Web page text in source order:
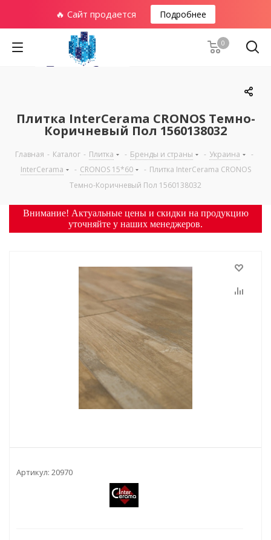
🔥 Сайт продается Подробнее
0
Плитка InterCerama CRONOS Темно-
Коричневый Пол 1560138032
Главная - Каталог - Плитка - Бренды и страны - Украина
-
InterCerama
- CRONOS 15*60 - Плитка InterCerama CRONOS
Темно-Коричневый Пол 1560138032
Внимание! Актуальные цены и скидки на продукцию
уточняйте у наших менеджеров.
Артикул: 20970